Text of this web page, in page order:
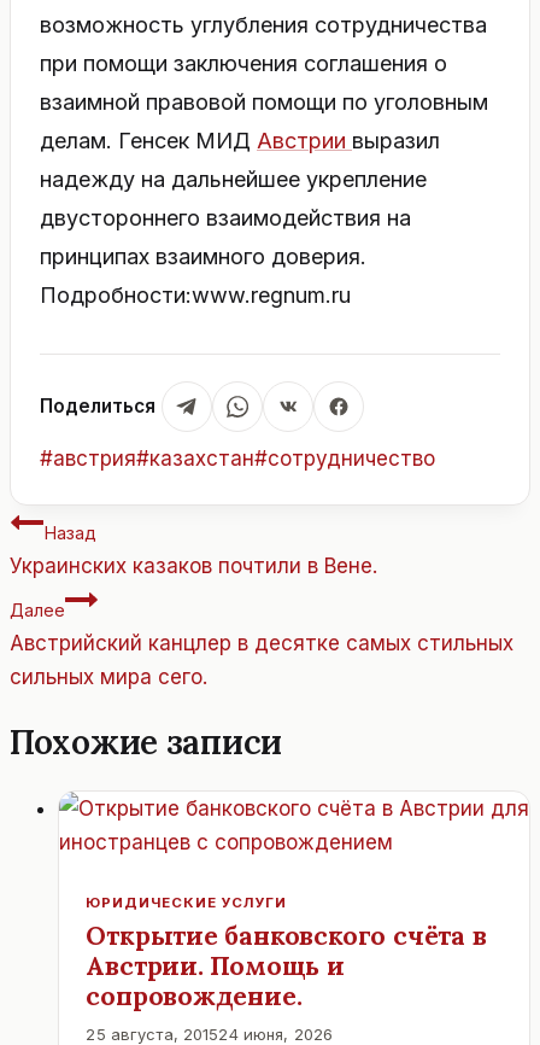
возможность углубления сотрудничества
при помощи заключения соглашения о
взаимной правовой помощи по уголовным
делам. Генсек МИД Австрии выразил
надежду на дальнейшее укрепление
двустороннего взаимодействия на
принципах взаимного доверия.
Подробности:www.regnum.ru
Поделиться
Метки
#австрия#казахстан#сотрудничество
Навигация
по
записям
Назад
Украинских казаков почтили в Вене.
Далее
Австрийский канцлер в десятке самых стильных
сильных мира сего.
Похожие записи
ЮРИДИЧЕСКИЕ УСЛУГИ
Открытие банковского счёта в
Австрии. Помощь и
сопровождение.
25 августа, 201524 июня, 2026